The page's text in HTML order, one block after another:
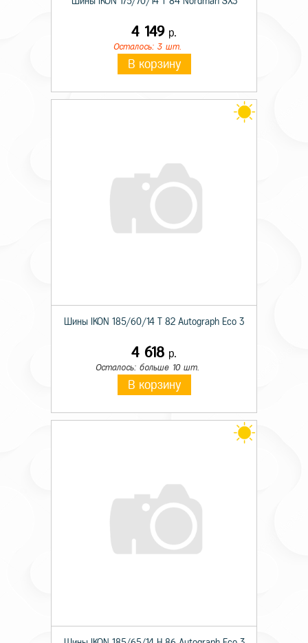
4 149 р.
Осталось: 3 шт.
В корзину
Шины IKON 185/60/14 T 82 Autograph Eco 3
4 618 р.
Осталось: больше 10 шт.
В корзину